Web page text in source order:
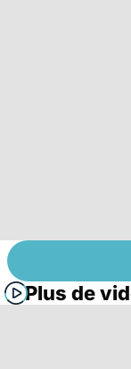
Plus de